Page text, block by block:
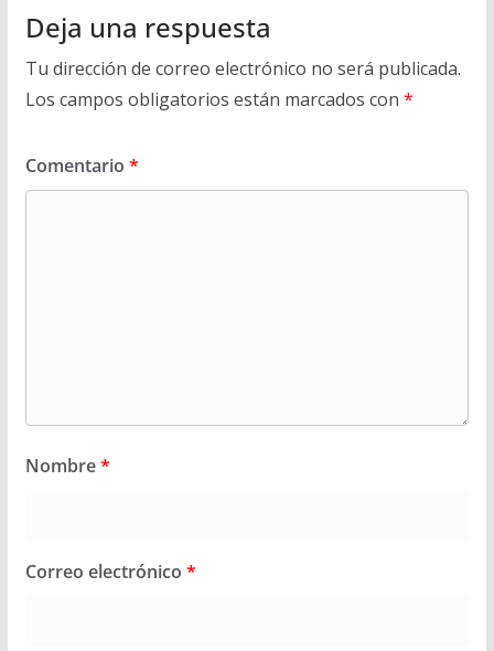
Deja una respuesta
Tu dirección de correo electrónico no será publicada.
Los campos obligatorios están marcados con *
Comentario *
Nombre*
Correo electrónico *